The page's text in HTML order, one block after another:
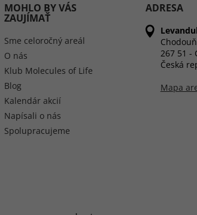
MOHLO BY VÁS
ZAUJÍMAŤ
Sme celoročný areál
O nás
Klub Molecules of Life
Blog
Kalendár akcií
Napísali o nás
Spolupracujeme
ADRESA
267 51 -
Česká
Mapa